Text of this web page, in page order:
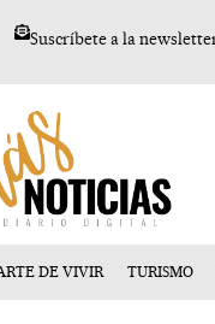
Suscríbete a la
DE VIVIR TURISMO